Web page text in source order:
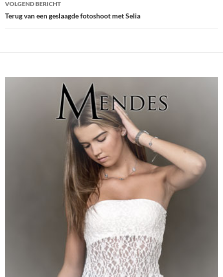
VOLGEND BERICHT
Terug van een geslaagde fotoshoot met Selia